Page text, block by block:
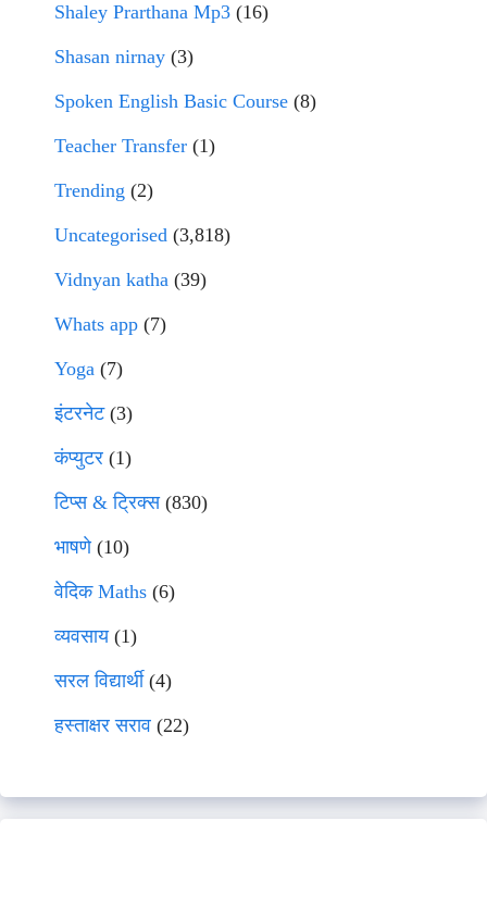
Shaley Prarthana Mp3 (16)
Shasan nirnay (3)
Spoken English Basic Course (8)
Teacher Transfer (1)
Trending (2)
Uncategorised (3,818)
Vidnyan katha (39)
Whats app (7)
Yoga (7)
इंटरनेट(3)
कंप्युटर (1)
टिप्स & ट्रिक्स(830)
भाषणे(10)
वेदिक Maths (6)
व्यवसाय(1)
सरल विद्यार्थी(4)
हस्ताक्षर सराव (22)